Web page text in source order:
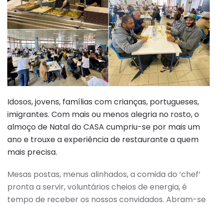
Idosos, jovens, famílias com crianças, portugueses,
imigrantes. Com mais ou menos alegria no rosto, o
almoço de Natal do CASA cumpriu-se por mais um
ano e trouxe a experiência de restaurante a quem
mais precisa.
Mesas postas, menus alinhados, a comida do ‘chef’
pronta a servir, voluntários cheios de energia, é
tempo de receber os nossos convidados. Abram-se